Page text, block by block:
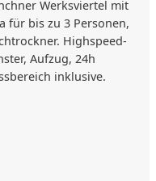
Werksviertel mit
für bis zu 3 Personen,
Highspeed-
Aufzug, 24h
inklusive.